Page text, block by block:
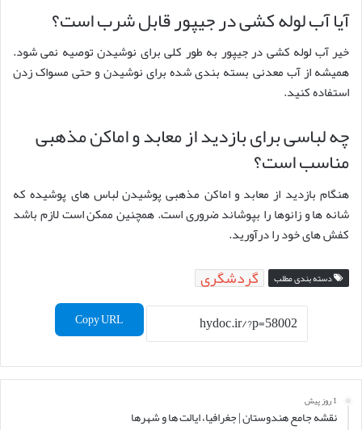
آیا آب لوله کشی در جیپور قابل شرب است؟
خیر آب لوله کشی در جیپور به طور کلی برای نوشیدن توصیه نمی شود.
همیشه از آب معدنی بسته بندی شده برای نوشیدن و حتی مسواک زدن
استفاده کنید.
چه لباسی برای بازدید از معابد و اماکن مذهبی
مناسب است؟
هنگام بازدید از معابد و اماکن مذهبی پوشیدن لباس های پوشیده که
شانه ها و زانوها را بپوشاند ضروری است. همچنین ممکن است لازم باشد
کفش های خود را درآورید.
دسته بندی مطلب گردشگری
Copy URL
1 روز پیش
نقشه جامع هندوستان | جغرافیا، ایالت ها و شهرها